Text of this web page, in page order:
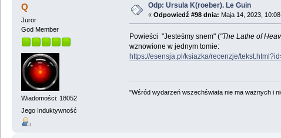
Q
Juror
God Member
Wiadomości: 18052
Jego Induktywność
Odp: Ursula K(roeber). Le Guin
« Odpowiedź #98 dnia: Maja 14, 2023,
Powieści "Jesteśmy snem" ("The Lathe of
wznowione w jednym tomie:
https://esensja.pl/ksiazka/recenzje/
"Wśród wydarzeń wszechświata nie ma ważnych i